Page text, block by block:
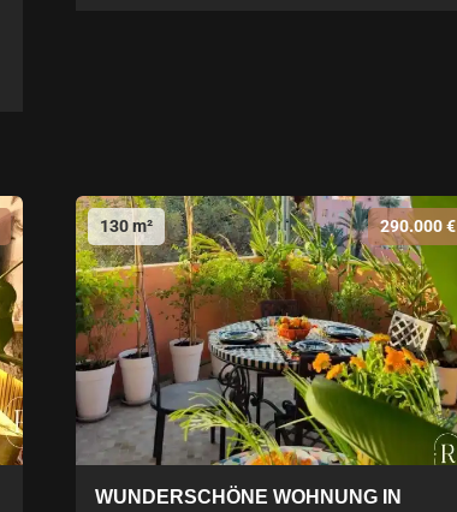
130 m² 290.000 €
WUNDERSCHÖNE WOHNUNG IN